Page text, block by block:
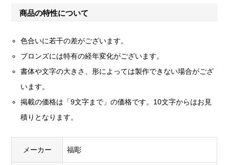
商品の特性について
色合いに若干の差がございます。
ブロンズには特有の経年変化がございます。
書体や文字の大きさ、形によっては製作できない場合がござ
います。
掲載の価格は「9文字まで」の価格です。10文字からはお見
積りとなります。
メーカー 福彫